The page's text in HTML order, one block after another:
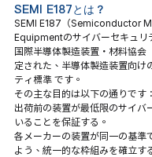
SEMI E187とは？
SEMI E187（Semiconductor
Equipmentのサイバーセキュリ
国際半導体製造装置・材料協会
定された、半導体製造装置向け
ティ標準 です。
その主な目的は以下の通りです：
出荷前の装置が最低限のサイバ
いることを保証する。
各メーカーの装置が同一の基準
よう、統一的な枠組みを確立す